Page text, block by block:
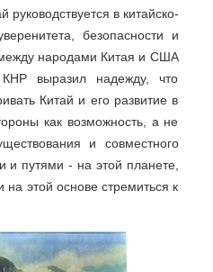
в китайско-
безопасности и
народами Китая и США
выразил надежду, что
Китай и его развитие в
как возможность, а не
и совместного
и путями - на этой планете,
на этой основе стремиться к